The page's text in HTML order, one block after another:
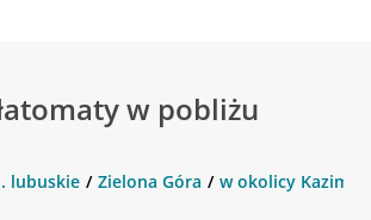
w pobliżu
lubuskie Zielona Góra w okolicy